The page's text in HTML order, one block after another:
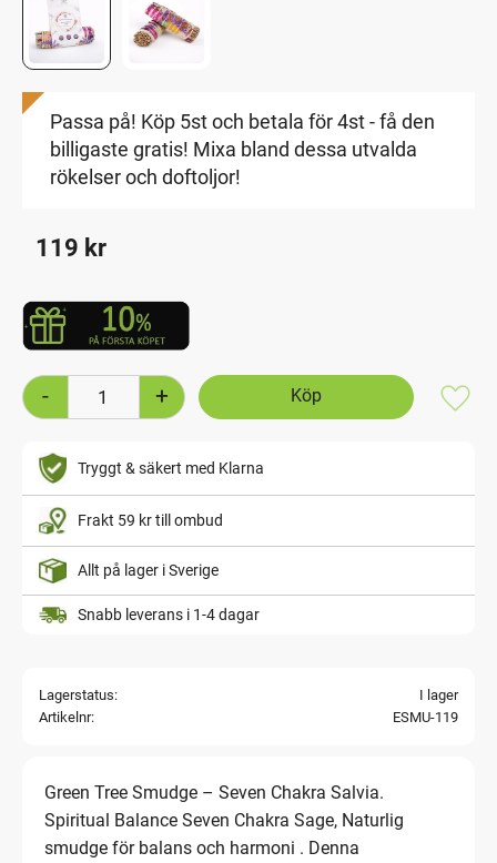
Passa på! Köp 5st och betala för 4st - få den
billigaste gratis! Mixa bland dessa utvalda
rökelser och doftoljor!
119 kr
+
-
Tryggt & säkert med Klarna
Frakt 59 kr till ombud
Allt på lager i Sverige
Snabb leverans i 1-4 dagar
Lagerstatus
I lager
Artikelnr
ESMU-119
Green Tree Smudge – Seven Chakra Salvia.
Spiritual Balance Seven Chakra Sage, Naturlig
smudge för balans och harmoni . Denna